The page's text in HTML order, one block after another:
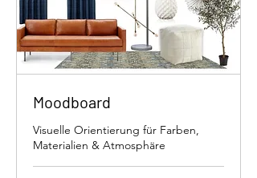
Moodboard
Visuelle Orientierung für Farben,
Materialien & Atmosphäre